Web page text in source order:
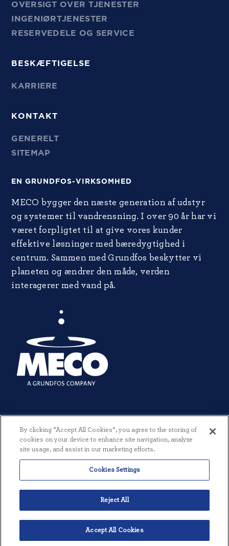
OVERSIGT OVER TJENESTER
INGENIØRTJENESTER
RESERVEDELE OG SERVICE
BESKÆFTIGELSE
KARRIERE
KONTAKT
GENERELT
SITEMAP
EN GRUNDFOS-VIRKSOMHED
MECO bygger den næste generation af udstyr
og systemer til vandrensning. I over 90 år har vi
været forpligtet til at give vores kunder
effektive løsninger med bæredygtighed i
centrum. Sammen med Grundfos beskytter vi
planeten og ændrer den måde, verden
interagerer med vand på.
© 2026 MECO INCORPORATED. ALLE RETTIGHEDER FORBEHOLDES.
VILKÅR OG BETINGELSER | PRIVATLIVSPOLITIK
THREESIXTYEIGHT
Dansk
By clicking “Accept All Cookies”, you agree to the storing of
cookies on your device to enhance site navigation, analyze
site usage, and assist in our marketing efforts.
Cookies Settings
Reject All
Accept All Cookies